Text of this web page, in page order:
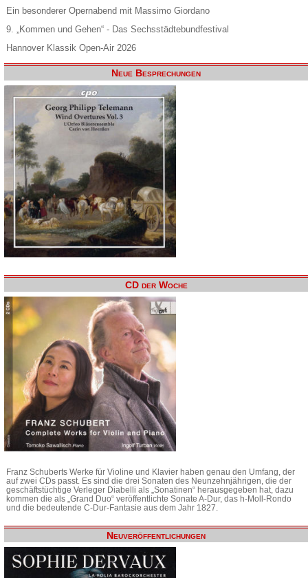
Ein besonderer Opernabend mit Massimo Giordano
9. „Kommen und Gehen“ - Das Sechsstädtebundfestival
Hannover Klassik Open-Air 2026
Neue Besprechungen
CD der Woche
Franz Schuberts Werke für Violine und Klavier haben genau den Umfang, der
auf zwei CDs passt. Es sind die drei Sonaten des Neunzehnjährigen, die der
geschäftstüchtige Verleger Diabelli als „Sonatinen“ herausgegeben hat, dazu
kommen die als „Grand Duo“ veröffentlichte Sonate A-Dur, das h-Moll-Rondo
und die bedeutende C-Dur-Fantasie aus dem Jahr 1827.
Neuveröffentlichungen